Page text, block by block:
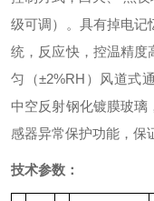
级可调）。 具有掉电记
统，反应快，控温精度
匀（±2%RH）
风道式
中空反射钢化镀膜玻璃
感器异常保护功能，保
技术参数：